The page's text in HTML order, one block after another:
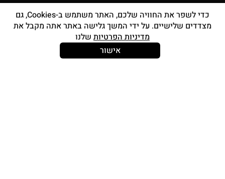
מוצרי איפור
סטים מברשות
כדי לשפר את החוויה שלכם, האתר משתמש ב-Cookies, גם
מצדדים שלישיים. על ידי המשך גלישה באתר אתה מקבל את
מדיניות הפרטיות שלנו
אישור